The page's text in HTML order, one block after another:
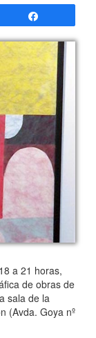
a 21 horas,
de obras de
sala de la
(Avda. Goya nº